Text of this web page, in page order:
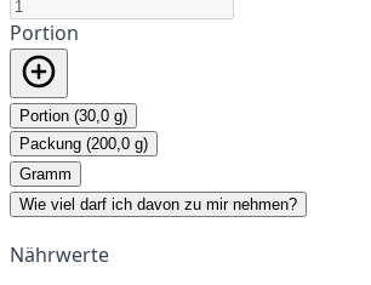
Portion
Portion (30,0 g)
Packung (200,0 g)
Gramm
Wie viel darf ich davon zu mir nehmen?
Nährwerte